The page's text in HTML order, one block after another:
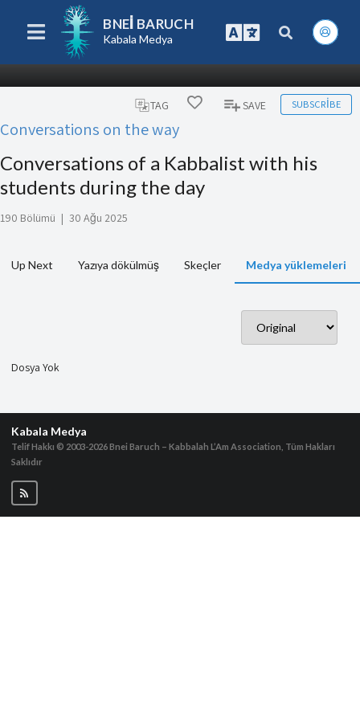
BNEI BARUCH
Kabala Medya
TAG SAVE SUBSCRIBE
Conversations on the way
Conversations of a Kabbalist with his
students during the day
190 Bölümü | 30 Ağu 2025
Up Next Yazıya dökülmüş Skeçler Medya yüklemeleri
Dosya Yok
Kabala Medya
Telif Hakkı © 2003-2026Bnei Baruch – Kabbalah L’Am Association, Tüm Hakları
Saklıdır